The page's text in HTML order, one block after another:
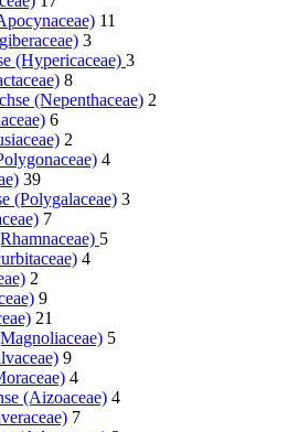
11
3
(Hypericaceae) 3
8
(Nepenthaceae) 2
6
2
4
39
(Polygalaceae) 3
7
5
4
2
9
21
5
9
4
(Aizoaceae) 4
7